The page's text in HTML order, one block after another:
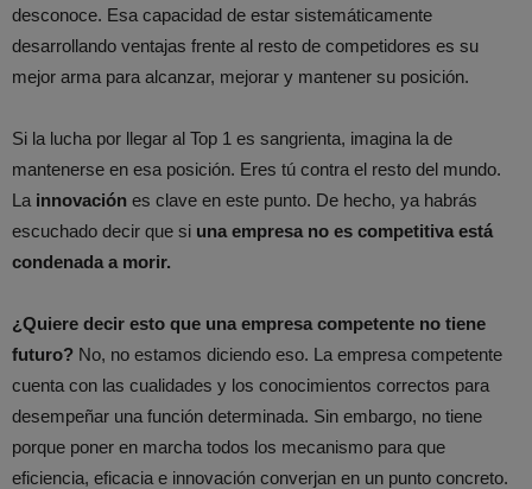
desconoce. Esa capacidad de estar sistemáticamente
desarrollando ventajas frente al resto de competidores es su
mejor arma para alcanzar, mejorar y mantener su posición.
Si la lucha por llegar al Top 1 es sangrienta, imagina la de
mantenerse en esa posición. Eres tú contra el resto del mundo.
La innovación es clave en este punto. De hecho, ya habrás
escuchado decir que si una empresa no es competitiva está
condenada a morir.
¿Quiere decir esto que una empresa competente no tiene
futuro? No, no estamos diciendo eso. La empresa competente
cuenta con las cualidades y los conocimientos correctos para
desempeñar una función determinada. Sin embargo, no tiene
porque poner en marcha todos los mecanismo para que
eficiencia, eficacia e innovación converjan en un punto concreto.